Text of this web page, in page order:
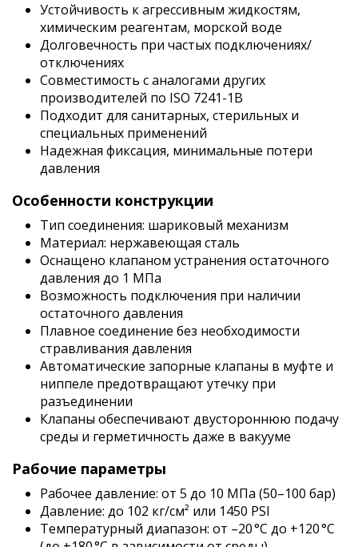
Устойчивость к агрессивным жидкостям,
химическим реагентам, морской воде
Долговечность при частых подключениях/
отключениях
Совместимость с аналогами других
производителей по ISO 7241-1B
Подходит для санитарных, стерильных и
специальных применений
Надежная фиксация, минимальные потери
давления
Особенности конструкции
Тип соединения: шариковый механизм
Материал: нержавеющая сталь
Оснащено клапаном устранения остаточного
давления до 1 МПа
Возможность подключения при наличии
остаточного давления
Плавное соединение без необходимости
стравливания давления
Автоматические запорные клапаны в муфте и
ниппеле предотвращают утечку при
разъединении
Клапаны обеспечивают двустороннюю подачу
среды и герметичность даже в вакууме
Рабочие параметры
Рабочее давление: от 5 до 10 МПа (50–100 бар)
Давление: до 102 кг/см² или 1450 PSI
Температурный диапазон: от –20 °C до +120 °C